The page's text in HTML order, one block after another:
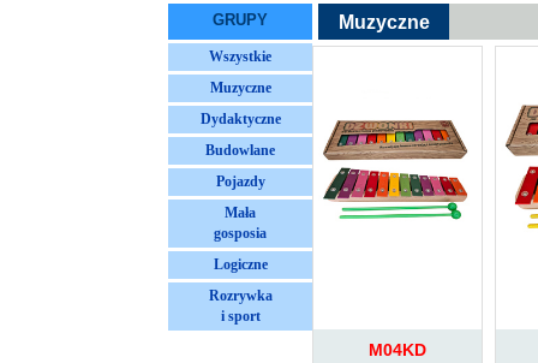
GRUPY
Wszystkie
Muzyczne
Dydaktyczne
Budowlane
Pojazdy
Mała
gosposia
Logiczne
Rozrywka
i sport
Muzyczne
M04KD